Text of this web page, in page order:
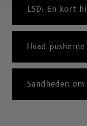
LSD: En kort
Hvad
Sandheden